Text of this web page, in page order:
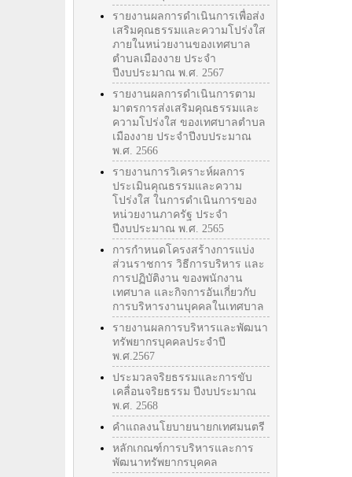
รายงานผลการดำเนินการเพื่อส่ง
เสริมคุณธรรมและความโปร่งใส
ภายในหน่วยงานของเทศบาล
ตำบลเมืองงาย ประจำ
ปีงบประมาณ พ.ศ. 2567
รายงานผลการดำเนินการตาม
มาตรการส่งเสริมคุณธรรมและ
ความโปร่งใส ของเทศบาลตำบล
เมืองงาย ประจำปีงบประมาณ
พ.ศ. 2566
รายงานการวิเคราะห์ผลการ
ประเมินคุณธรรมและความ
โปร่งใส ในการดำเนินการของ
หน่วยงานภาครัฐ ประจำ
ปีงบประมาณ พ.ศ. 2565
การกำหนดโครงสร้างการแบ่ง
ส่วนราชการ วิธีการบริหาร และ
การปฏิบัติงาน ของพนักงาน
เทศบาล และกิจการอันเกี่ยวกับ
การบริหารงานบุคคลในเทศบาล
รายงานผลการบริหารและพัฒนา
ทรัพยากรบุคคลประจำปี
พ.ศ.2567
ประมวลจริยธรรมและการขับ
เคลื่อนจริยธรรม ปีงบประมาณ
พ.ศ. 2568
คำแถลงนโยบายนายกเทศมนตรี
หลักเกณฑ์การบริหารและการ
พัฒนาทรัพยากรบุคคล